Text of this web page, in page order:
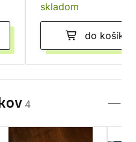
skladom
do košíka
4